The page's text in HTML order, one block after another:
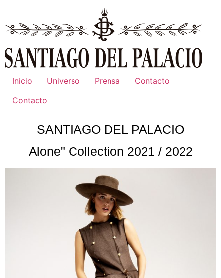
Inicio Universo Prensa
Contacto
Contacto
SANTIAGO DEL PALACIO
Alone" Collection 2021 / 2022